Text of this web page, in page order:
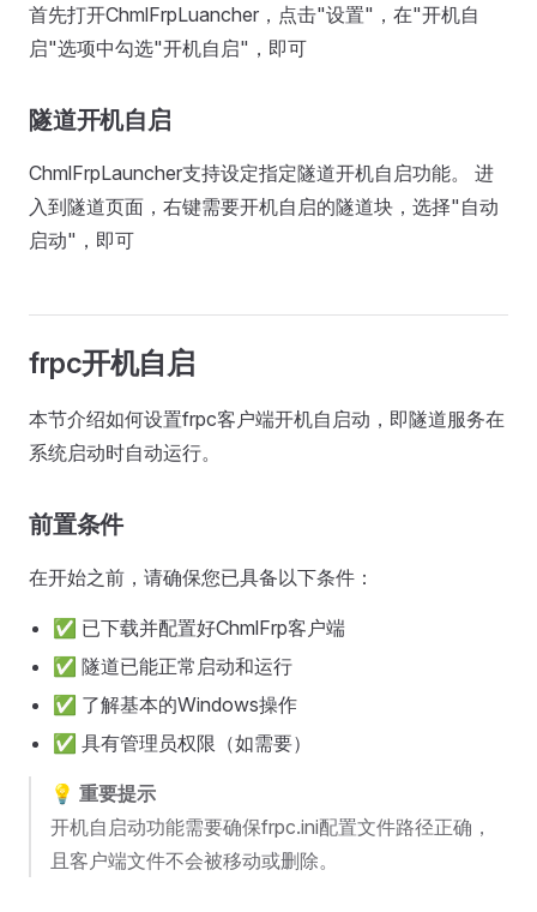
首先打开ChmlFrpLuancher，点击"设置"，在"开机自
启"选项中勾选"开机自启"，即可
隧道开机自启
ChmlFrpLauncher支持设定指定隧道开机自启功能。 进
入到隧道页面，右键需要开机自启的隧道块，选择"自动
启动"，即可
frpc开机自启
本节介绍如何设置frpc客户端开机自启动，即隧道服务在
系统启动时自动运行。
前置条件
在开始之前，请确保您已具备以下条件：
✅ 已下载并配置好ChmlFrp客户端
✅ 隧道已能正常启动和运行
✅ 了解基本的Windows操作
✅ 具有管理员权限（如需要）
💡 重要提示
开机自启动功能需要确保frpc.ini配置文件路径正确，
且客户端文件不会被移动或删除。